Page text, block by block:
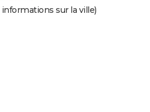
sur la ville)